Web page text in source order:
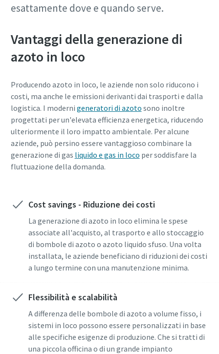
10 passaggi verso una produzione più
ecologica ed efficiente
esattamente dove e quando serve.
Vantaggi della generazione di
azoto in loco
Producendo azoto in loco, le aziende non solo riducono i
costi, ma anche le emissioni derivanti dai trasporti e dalla
logistica. I moderni generatori di azoto sono inoltre
progettati per un'elevata efficienza energetica, riducendo
ulteriormente il loro impatto ambientale. Per alcune
aziende, può persino essere vantaggioso combinare la
generazione di gas liquido e gas in loco per soddisfare la
fluttuazione della domanda.
Cost savings - Riduzione dei costi
La generazione di azoto in loco elimina le spese
associate all'acquisto, al trasporto e allo stoccaggio
di bombole di azoto o azoto liquido sfuso. Una volta
installata, le aziende beneficiano di riduzioni dei costi
a lungo termine con una manutenzione minima.
Flessibilità e scalabilità
A differenza delle bombole di azoto a volume fisso, i
sistemi in loco possono essere personalizzati in base
alle specifiche esigenze di produzione. Che si tratti di
una piccola officina o di un grande impianto